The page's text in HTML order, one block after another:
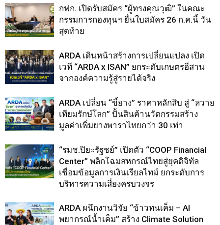
กฟก. เปิดรับสมัคร “ผู้ทรงคุณวุฒิ” ในคณะ
กรรมการกองทุนฯ ยื่นใบสมัคร 26 ก.ค.นี้ วัน
สุดท้าย
ARDA เดินหน้าสร้างการเปลี่ยนแปลง เปิด
เวที “ARDA x ISAN” ยกระดับเกษตรอีสาน
จากองค์ความรู้สู่รายได้จริง
ARDA เปลี่ยน “ขี้ยาง” ราคาหลักสิบ สู่ “หวาย
เทียมรักษ์โลก” ปั้นสินค้านวัตกรรมสร้าง
มูลค่าเพิ่มยางพาราไทยกว่า 30 เท่า
“รมช.ปิยะรัฐชย์” เปิดตัว “COOP Financial
Center” พลิกโฉมสหกรณ์ไทยสู่ยุคดิจิทัล
เชื่อมข้อมูลการเงินเรียลไทม์ ยกระดับการ
บริหารความเสี่ยงครบวงจร
ARDA ผนึกงานวิจัย “ข้าวทนเค็ม – AI
พยากรณ์น้ำเค็ม” สร้าง Climate Solution